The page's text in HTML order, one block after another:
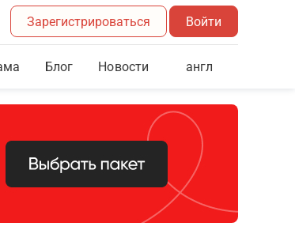
Зарегистрироваться Войти
Блог Новости англ